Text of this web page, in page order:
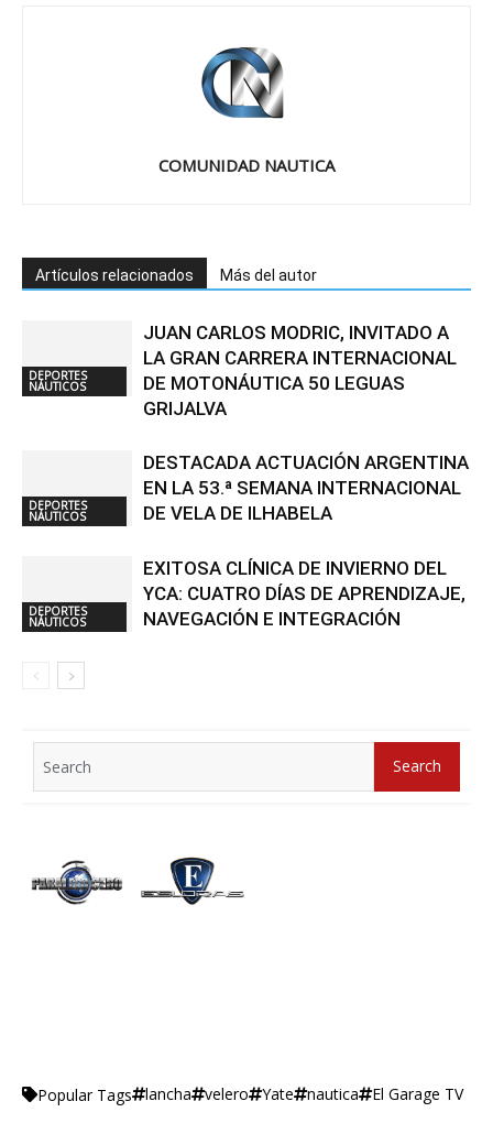
COMUNIDAD NAUTICA
Artículos relacionados Más del autor
DEPORTES
NÁUTICOS
JUAN CARLOS MODRIC, INVITADO A
LA GRAN CARRERA INTERNACIONAL
DE MOTONÁUTICA 50 LEGUAS
GRIJALVA
DEPORTES
NÁUTICOS
DESTACADA ACTUACIÓN ARGENTINA
EN LA 53.ª SEMANA INTERNACIONAL
DE VELA DE ILHABELA
DEPORTES
NÁUTICOS
EXITOSA CLÍNICA DE INVIERNO DEL
YCA: CUATRO DÍAS DE APRENDIZAJE,
NAVEGACIÓN E INTEGRACIÓN
for:
Search
Popular Tags lancha velero Yate nautica El Garage TV